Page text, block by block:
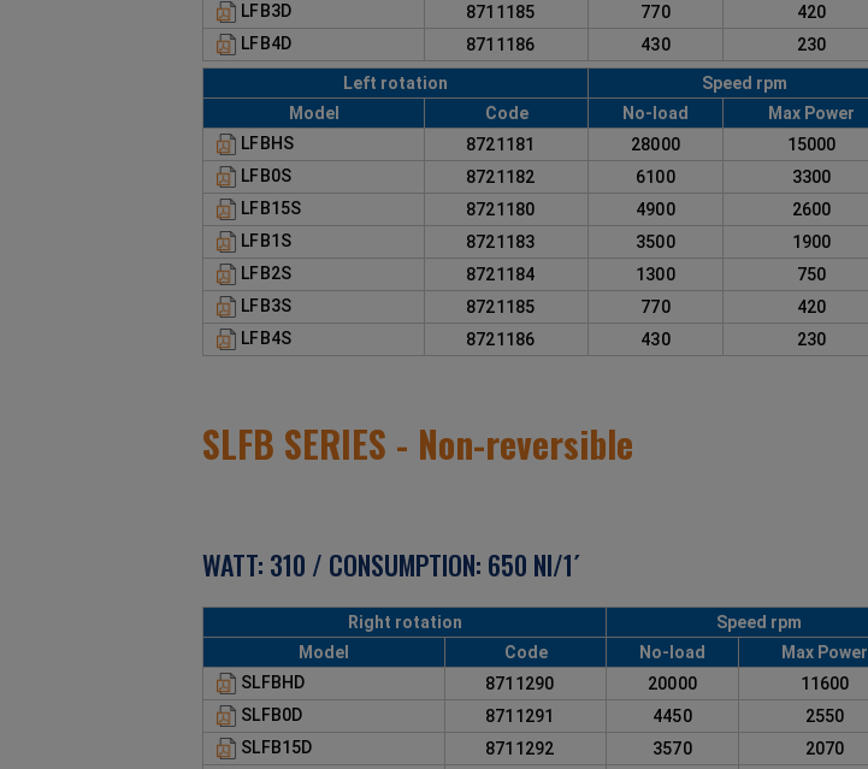
LFB3D
8711185 770 420
LFB4D
8711186 430 230
Left rotation
Speed rpm
Model
Code No-load Max Power
LFBHS
8721181 28000 15000
LFB0S
8721182 6100 3300
LFB15S
8721180 4900 2600
LFB1S
8721183 3500 1900
LFB2S
8721184 1300 750
LFB3S
8721185 770 420
LFB4S
8721186 430 230
SLFB SERIES - Non-reversible
WATT: 310 / CONSUMPTION: 650 Nl/1´
Right rotation Speed rpm
Model
Code No-load Max Power
SLFBHD
8711290 20000 11600
SLFB0D
8711291 4450 2550
SLFB15D
8711292 3570 2070